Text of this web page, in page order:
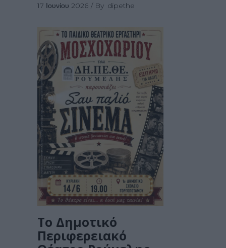
17 Ιουνίου 2026 By dipethe
Το Δημοτικό
Περιφερειακό